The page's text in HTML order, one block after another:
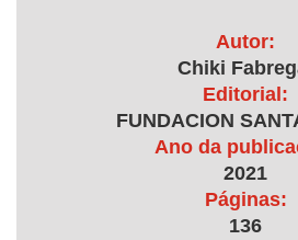
Autor:
Chiki
Editorial:
FUNDACION
Ano da
2021
Páginas:
136